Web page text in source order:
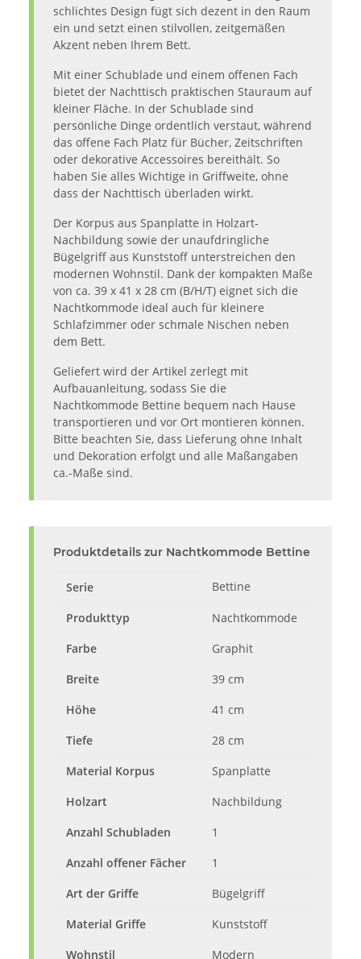
schlichtes Design fügt sich dezent in den Raum
ein und setzt einen stilvollen, zeitgemäßen
Akzent neben Ihrem Bett.
Mit einer Schublade und einem offenen Fach
bietet der Nachttisch praktischen Stauraum auf
kleiner Fläche. In der Schublade sind
persönliche Dinge ordentlich verstaut, während
das offene Fach Platz für Bücher, Zeitschriften
oder dekorative Accessoires bereithält. So
haben Sie alles Wichtige in Griffweite, ohne
dass der Nachttisch überladen wirkt.
Der Korpus aus Spanplatte in Holzart-
Nachbildung sowie der unaufdringliche
Bügelgriff aus Kunststoff unterstreichen den
modernen Wohnstil. Dank der kompakten Maße
von ca. 39 x 41 x 28 cm (B/H/T) eignet sich die
Nachtkommode ideal auch für kleinere
Schlafzimmer oder schmale Nischen neben
dem Bett.
Geliefert wird der Artikel zerlegt mit
Aufbauanleitung, sodass Sie die
Nachtkommode Bettine bequem nach Hause
transportieren und vor Ort montieren können.
Bitte beachten Sie, dass Lieferung ohne Inhalt
und Dekoration erfolgt und alle Maßangaben
ca.-Maße sind.
Produktdetails zur Nachtkommode Bettine
Serie Bettine
Produkttyp
Nachtkommode
Farbe
Graphit
Breite
39 cm
Höhe
41 cm
Tiefe
28 cm
Material Korpus
Spanplatte
Holzart
Nachbildung
Anzahl Schubladen
1
Anzahl offener Fächer
1
Art der Griffe
Bügelgriff
Material Griffe
Kunststoff
Wohnstil
Modern